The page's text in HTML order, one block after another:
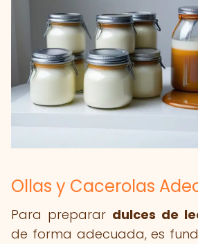
Ollas y Cacerolas
Para preparar dulces de
de forma adecuada, es